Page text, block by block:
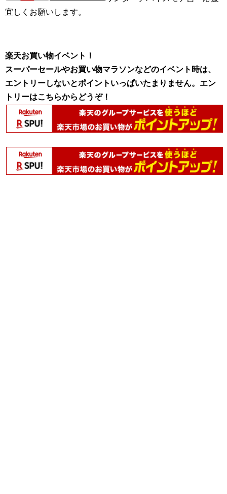
宜しくお願いします。
楽天お買い物イベント！
スーパーセールやお買い物マラソンなどのイベント時は、
エントリーしないとポイントいっぱいたまりません。エン
トリーはこちらからどうぞ！